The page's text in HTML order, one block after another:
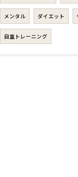
メンタル ダイエット
自重トレーニング